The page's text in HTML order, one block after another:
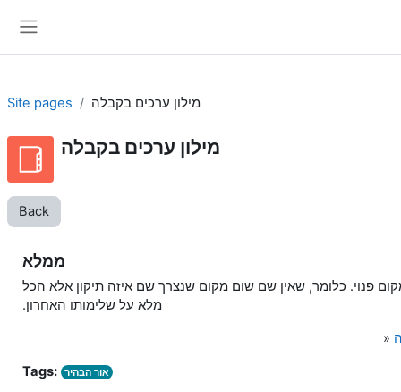
Site pages מילון ערכים בקבלה
מילון ערכים בקבלה
Back
ממלא
פנוי. כלומר, שאין שם שום מקום שנצרך שם איזה תיקון אלא הכל
מלא על שלימותו האחרון.
»
Tags: אור הבהיר